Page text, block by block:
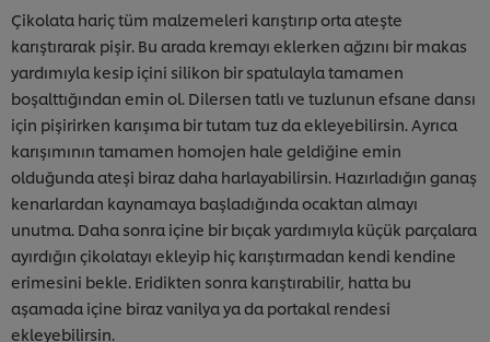
Çikolata hariç tüm malzemeleri karıştırıp orta ateşte
karıştırarak pişir. Bu arada kremayı eklerken ağzını bir makas
yardımıyla kesip içini silikon bir spatulayla tamamen
boşalttığından emin ol. Dilersen tatlı ve tuzlunun efsane dansı
için pişirirken karışıma bir tutam tuz da ekleyebilirsin. Ayrıca
karışımının tamamen homojen hale geldiğine emin
olduğunda ateşi biraz daha harlayabilirsin. Hazırladığın ganaş
kenarlardan kaynamaya başladığında ocaktan almayı
unutma. Daha sonra içine bir bıçak yardımıyla küçük parçalara
ayırdığın çikolatayı ekleyip hiç karıştırmadan kendi kendine
erimesini bekle. Eridikten sonra karıştırabilir, hatta bu
aşamada içine biraz vanilya ya da portakal rendesi
ekleyebilirsin.